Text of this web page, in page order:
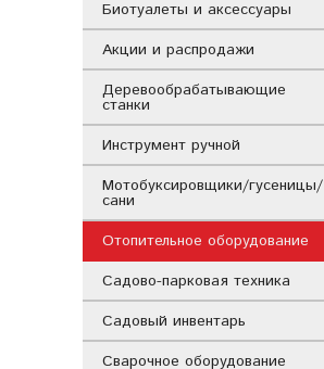
Биотуалеты и аксессуары
Акции и распродажи
Деревообрабатывающие
станки
Инструмент ручной
Мотобуксировщики/гусеницы/
сани
Отопительное оборудование
Садово-парковая техника
Садовый инвентарь
Сварочное оборудование